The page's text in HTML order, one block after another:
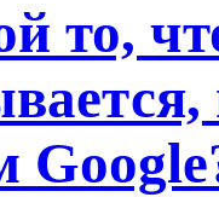
то,